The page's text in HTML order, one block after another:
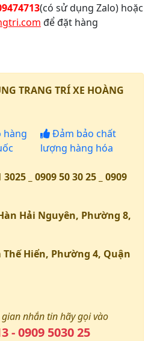
(có sử dụng Zalo) hoặc
để đặt hàng
TRANG TRÍ XE HOÀNG
hàng
Đảm bảo chất
lượng hàng hóa
3025 _ 0909 50 30 25 _ 0909
Hải Nguyên, Phường 8,
Thế Hiển, Phường 4, Quận
nhắn tin hãy gọi vào
- 0909 5030 25